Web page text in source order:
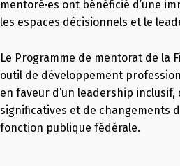
mentoré·es ont bénéficié d’une
les espaces décisionnels et le
Le Programme de mentorat de la
outil de développement
en faveur d’un leadership inclusif,
significatives et de changements
fonction publique fédérale.